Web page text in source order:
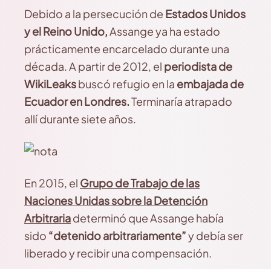
Debido a la persecución de Estados Unidos
y el Reino Unido,Assange ya ha estado
prácticamente encarcelado durante una
década. A partir de 2012, el periodista de
WikiLeaksbuscó refugio en la embajada de
Ecuador en Londres.Terminaría atrapado
allí durante siete años.
En 2015, el Grupo de Trabajo de las
Naciones Unidas sobre la Detención
Arbitrariadeterminó que Assange había
sido “detenido arbitrariamente”y debía ser
liberado y recibir una compensación.